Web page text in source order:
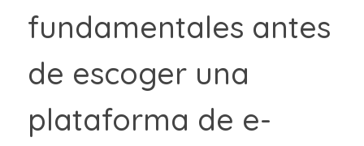
fundamentales antes
de escoger una
plataforma de e-